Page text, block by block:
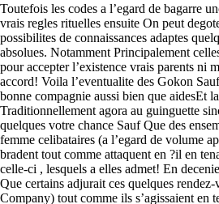
Toutefois les codes a l’egard de bagarre
vrais regles rituelles ensuite On peut
possibilites de connaissances adaptes
absolues. Notamment Principalement
pour accepter l’existence vrais parents ni
accord! Voila l’eventualite des Gokon
bonne compagnie aussi bien que aidesEt
Traditionnellement agora au guinguette
quelques votre chance Sauf Que des
femme celibataires (a l’egard de volume
bradent tout comme attaquent en ?il en
celle-ci , lesquels a elles admet! En
Que certains adjurait ces quelques
Company) tout comme ils s’agissaient en